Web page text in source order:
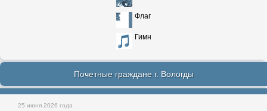
Флаг
Гимн
Почетные граждане г. Вологды
25 июня 2026 года